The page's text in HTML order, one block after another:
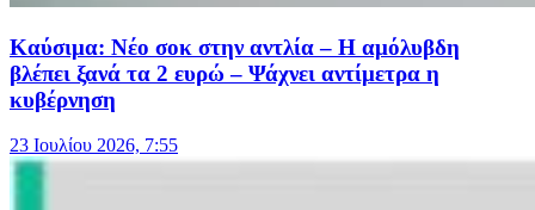
Καύσιμα: Νέο σοκ στην αντλία – Η αμόλυβδη
βλέπει ξανά τα 2 ευρώ – Ψάχνει αντίμετρα η
κυβέρνηση
23 Ιουλίου 2026, 7:55